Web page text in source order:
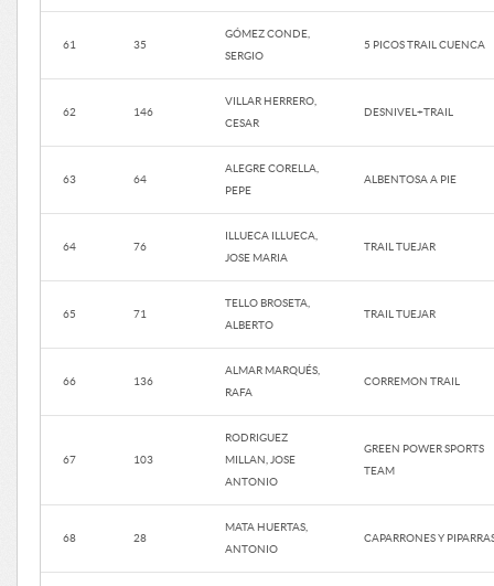
61 35
GÓMEZ CONDE,
SERGIO
5 PICOS TRAIL CUENCA
62 146
VILLAR HERRERO,
CESAR
DESNIVEL+TRAIL
63 64
ALEGRE CORELLA,
PEPE
ALBENTOSA A PIE
64 76
ILLUECA ILLUECA,
JOSE MARIA
TRAIL TUEJAR
65 71
TELLO BROSETA,
ALBERTO
TRAIL TUEJAR
66 136
ALMAR MARQUÉS,
RAFA
CORREMON TRAIL
67 103
RODRIGUEZ
MILLAN, JOSE
ANTONIO
GREEN POWER SPORTS
TEAM
68 28
MATA HUERTAS,
ANTONIO
CAPARRONES Y